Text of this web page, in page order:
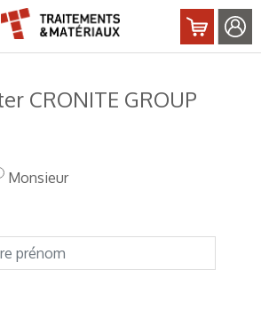
CRONITE GROUP
Monsieur
cookies